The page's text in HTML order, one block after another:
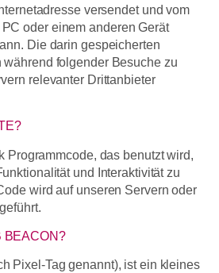
versendet und vom
oder einem anderen Gerät
Die darin gespeicherten
folgender Besuche zu
relevanter Drittanbieter
Programmcode, das benutzt wird,
und Interaktivität zu
wird auf unseren Servern oder
BEACON?
Pixel-Tag genannt), ist ein kleines